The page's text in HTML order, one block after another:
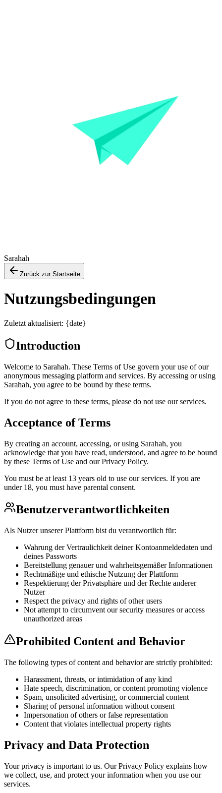
Sarahah
Zurück zur Startseite
Nutzungsbedingungen
Zuletzt aktualisiert: {date}
Introduction
Welcome to Sarahah. These Terms of Use govern your use of our
anonymous messaging platform and services. By accessing or using
Sarahah, you agree to be bound by these terms.
If you do not agree to these terms, please do not use our services.
Acceptance of Terms
By creating an account, accessing, or using Sarahah, you
acknowledge that you have read, understood, and agree to be bound
by these Terms of Use and our Privacy Policy.
You must be at least 13 years old to use our services. If you are
under 18, you must have parental consent.
Benutzerverantwortlichkeiten
Als Nutzer unserer Plattform bist du verantwortlich für:
Wahrung der Vertraulichkeit deiner Kontoanmeldedaten und
deines Passworts
Bereitstellung genauer und wahrheitsgemäßer Informationen
Rechtmäßige und ethische Nutzung der Plattform
Respektierung der Privatsphäre und der Rechte anderer
Nutzer
Respect the privacy and rights of other users
Not attempt to circumvent our security measures or access
unauthorized areas
Prohibited Content and Behavior
The following types of content and behavior are strictly prohibited:
Harassment, threats, or intimidation of any kind
Hate speech, discrimination, or content promoting violence
Spam, unsolicited advertising, or commercial content
Sharing of personal information without consent
Impersonation of others or false representation
Content that violates intellectual property rights
Privacy and Data Protection
Your privacy is important to us. Our Privacy Policy explains how
we collect, use, and protect your information when you use our
services.